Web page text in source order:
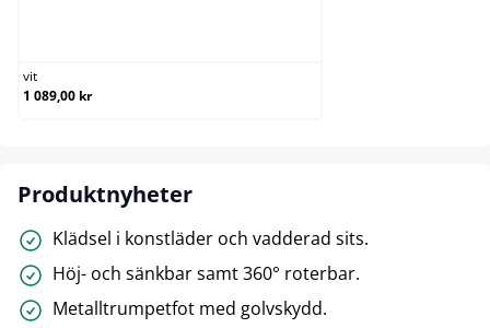
vit
1 089,00 kr
Produktnyheter
Klädsel i konstläder och vadderad sits.
Höj- och sänkbar samt 360° roterbar.
Metalltrumpetfot med golvskydd.